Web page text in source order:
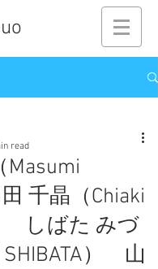
Masumi
千晶（Chiaki
しばた みづ
SHIBATA） 山
read